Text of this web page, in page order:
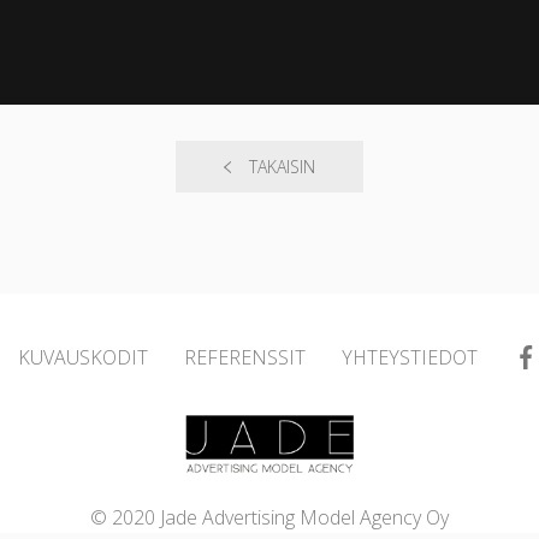
TAKAISIN
KUVAUSKODIT REFERENSSIT YHTEYSTIEDOT
© 2020 Jade Advertising Model Agency Oy